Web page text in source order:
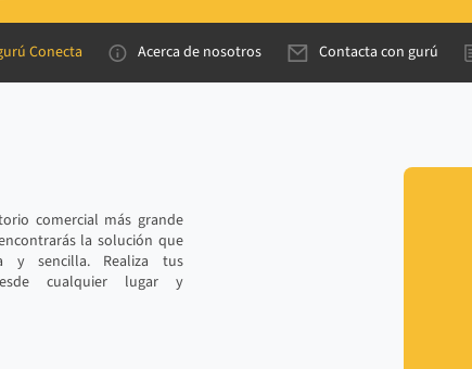
Conecta Acerca de nosotros Contacta con gurú
comercial más grande
la solución que
y sencilla. Realiza tus
cualquier lugar y